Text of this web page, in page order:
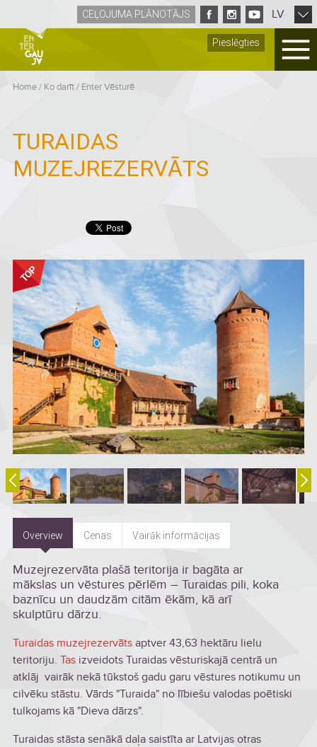
Pieslēgties
CEĻOJUMA PLĀNOTĀJS LV
Home/ Ko darīt/ Enter Vēsturē
TURAIDAS
MUZEJREZERVĀTS
Overview Cenas Vairāk informācijas
Muzejrezervāta plašā teritorija ir bagāta ar
mākslas un vēstures pērlēm – Turaidas pili, koka
baznīcu un daudzām citām ēkām, kā arī
skulptūru dārzu.
Turaidas muzejrezervāts aptver 43,63 hektāru lielu
teritoriju. Tas izveidots Turaidas vēsturiskajā centrā un
atklāj vairāk nekā tūkstoš gadu garu vēstures notikumu un
cilvēku stāstu. Vārds "Turaida" no lībiešu valodas poētiski
tulkojams kā "Dieva dārzs".
Turaidas stāsta senākā daļa saistīta ar Latvijas otras